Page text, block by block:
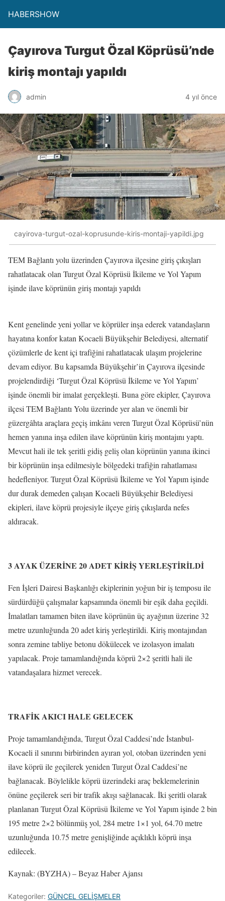
HABERSHOW
Çayırova Turgut Özal Köprüsü’nde
kiriş montajı yapıldı
admin 4 yıl önce
cayirova-turgut-ozal-koprusunde-kiris-montaji-yapildi.jpg
TEM Bağlantı yolu üzerinden Çayırova ilçesine giriş çıkışları
rahatlatacak olan Turgut Özal Köprüsü İkileme ve Yol Yapım
işinde ilave köprünün giriş montajı yapıldı
Kent genelinde yeni yollar ve köprüler inşa ederek vatandaşların
hayatına konfor katan Kocaeli Büyükşehir Belediyesi, alternatif
çözümlerle de kent içi trafiğini rahatlatacak ulaşım projelerine
devam ediyor. Bu kapsamda Büyükşehir’in Çayırova ilçesinde
projelendirdiği ‘Turgut Özal Köprüsü İkileme ve Yol Yapım’
işinde önemli bir imalat gerçekleşti. Buna göre ekipler, Çayırova
ilçesi TEM Bağlantı Yolu üzerinde yer alan ve önemli bir
güzergâhta araçlara geçiş imkânı veren Turgut Özal Köprüsü’nün
hemen yanına inşa edilen ilave köprünün kiriş montajını yaptı.
Mevcut hali ile tek şeritli gidiş geliş olan köprünün yanına ikinci
bir köprünün inşa edilmesiyle bölgedeki trafiğin rahatlaması
hedefleniyor. Turgut Özal Köprüsü İkileme ve Yol Yapım işinde
dur durak demeden çalışan Kocaeli Büyükşehir Belediyesi
ekipleri, ilave köprü projesiyle ilçeye giriş çıkışlarda nefes
aldıracak.
3 AYAK ÜZERİNE 20 ADET KİRİŞ YERLEŞTİRİLDİ
Fen İşleri Dairesi Başkanlığı ekiplerinin yoğun bir iş temposu ile
sürdürdüğü çalışmalar kapsamında önemli bir eşik daha geçildi.
İmalatları tamamen biten ilave köprünün üç ayağının üzerine 32
metre uzunluğunda 20 adet kiriş yerleştirildi. Kiriş montajından
sonra zemine tabliye betonu dökülecek ve izolasyon imalatı
yapılacak. Proje tamamlandığında köprü 2×2 şeritli hali ile
vatandaşalara hizmet verecek.
TRAFİK AKICI HALE GELECEK
Proje tamamlandığında, Turgut Özal Caddesi’nde İstanbul-
Kocaeli il sınırını birbirinden ayıran yol, otoban üzerinden yeni
ilave köprü ile geçilerek yeniden Turgut Özal Caddesi’ne
bağlanacak. Böylelikle köprü üzerindeki araç beklemelerinin
önüne geçilerek seri bir trafik akışı sağlanacak. İki şeritli olarak
planlanan Turgut Özal Köprüsü İkileme ve Yol Yapım işinde 2 bin
195 metre 2×2 bölünmüş yol, 284 metre 1×1 yol, 64.70 metre
uzunluğunda 10.75 metre genişliğinde açıklıklı köprü inşa
edilecek.
Kaynak: (BYZHA) – Beyaz Haber Ajansı
Kategoriler: GÜNCEL GELİŞMELER